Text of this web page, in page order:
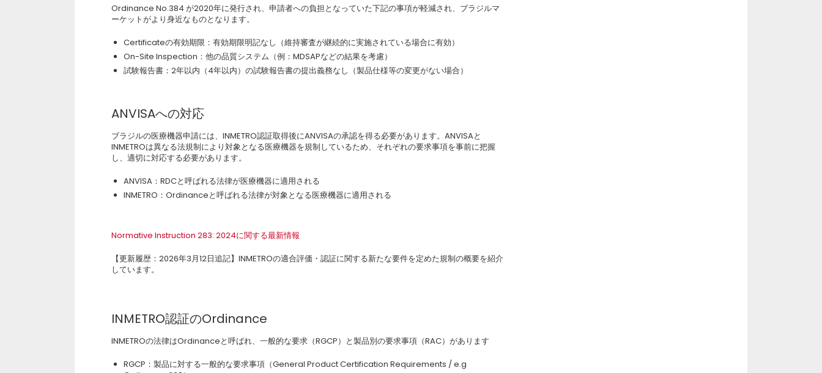
Ordinance No.384 が2020年に発行され、申請者への負担となっていた下記の事項が軽減され、ブラジルマ
ーケットがより身近なものとなります。
Certificateの有効期限：有効期限明記なし（維持審査が継続的に実施されている場合に有効）
On-Site Inspection：他の品質システム（例：MDSAPなどの結果を考慮）
試験報告書：2年以内（4年以内）の試験報告書の提出義務なし（製品仕様等の変更がない場合）
ANVISAへの対応
ブラジルの医療機器申請には、INMETRO認証取得後にANVISAの承認を得る必要があります。ANVISAと
INMETROは異なる法規制により対象となる医療機器を規制しているため、それぞれの要求事項を事前に把握
し、適切に対応する必要があります。
ANVISA：RDCと呼ばれる法律が医療機器に適用される
INMETRO：Ordinanceと呼ばれる法律が対象となる医療機器に適用される
Normative Instruction 283: 2024に関する最新情報
【更新履歴：2026年3月12日追記】INMETROの適合評価・認証に関する新たな要件を定めた規制の概要を紹介
しています。
INMETRO認証のOrdinance
INMETROの法律はOrdinanceと呼ばれ、一般的な要求（RGCP）と製品別の要求事項（RAC）があります
RGCP：製品に対する一般的な要求事項（General Product Certification Requirements / e.g